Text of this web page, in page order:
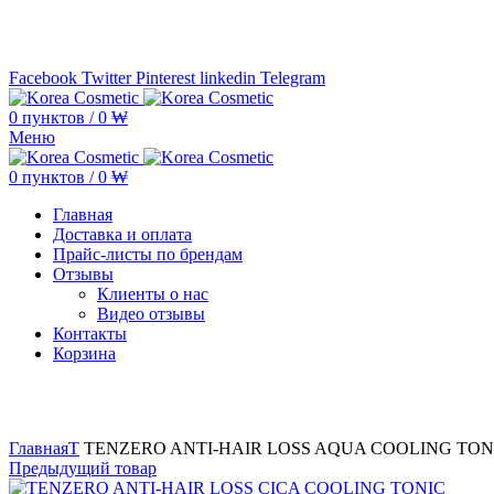
Facebook Twitter Pinterest linkedin Telegram
0 пунктов / 0 ₩
Меню
0 пунктов / 0 ₩
Главная
Доставка и оплата
Прайс-листы по брендам
Отзывы
Клиенты о нас
Видео отзывы
Контакты
Корзина
ГлавнаяT TENZERO ANTI-HAIR LOSS AQUA COOLING
Предыдущий товар